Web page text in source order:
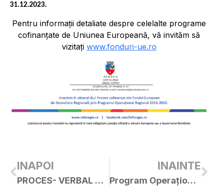
31.12.2023.
Pentru informații detaliate despre celelalte programe
cofinanțate de Uniunea Europeană, vă invităm să
vizitați www.fonduri-ue.ro
INAPOI
PROCES- VERBAL PRIVIND INVENTARIEREA BUNURILOR PRIMITE CU TITLU GRATUIT încheiat astăzi 08.02.2024
INAINTE
Program Operațional Vest 2014-2020